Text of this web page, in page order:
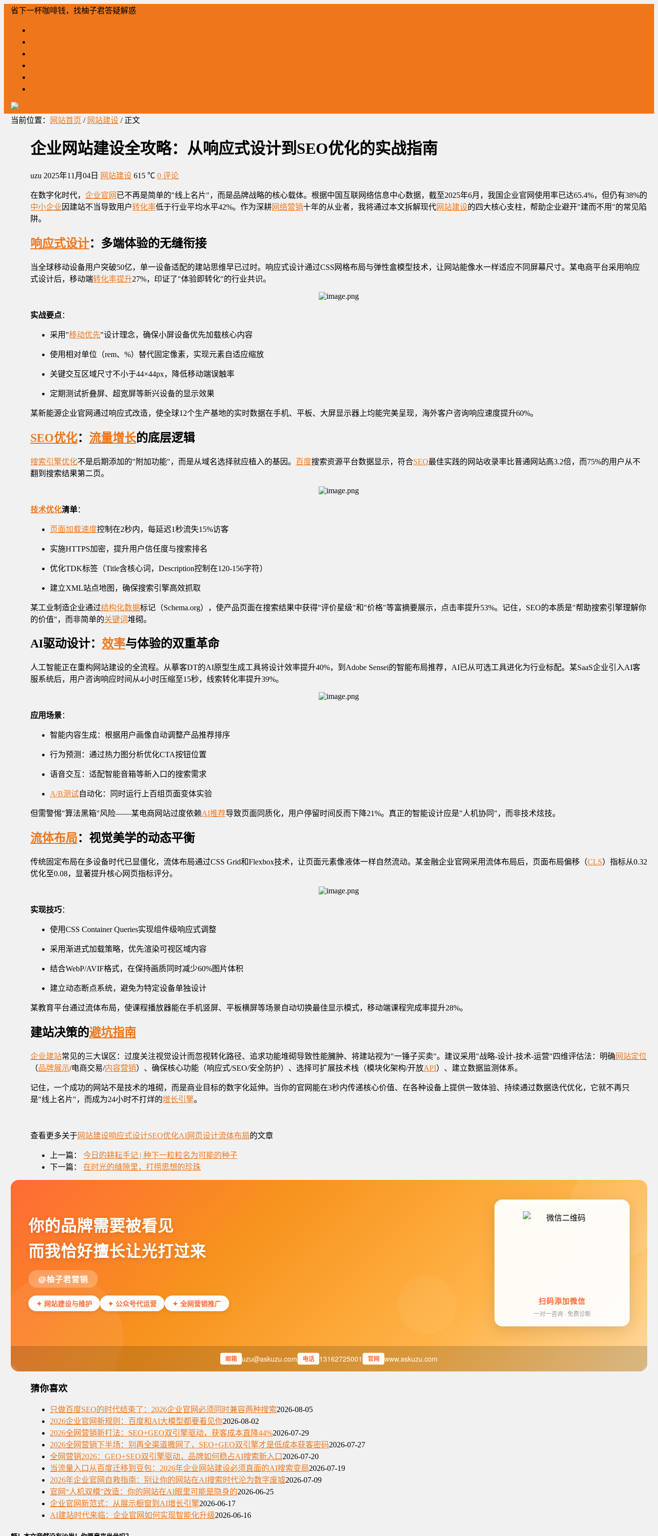
省下一杯咖啡钱，找柚子君答疑解惑
当前位置： 网站首页 / 网站建设 / 正文
企业网站建设全攻略：从响应式设计到SEO优化的实战指南
uzu 2025年11月04日 网站建设 615 ℃ 0 评论
在数字化时代， 企业官网 已不再是简单的"线上名片"，而是品牌战略的核心载体。根据中国互联网络信息中心数据，截至2025年6月，我国企业官网使用率已达65.4%，但仍有38%的
中小企业 因建站不当导致用户转化率低于行业平均水平42%。作为深耕网络营销十年的从业者，我将通过本文拆解现代网站建设的四大核心支柱，帮助企业避开"建而不用"的常见陷
阱。
响应式设计：多端体验的无缝衔接
当全球移动设备用户突破50亿，单一设备适配的建站思维早已过时。响应式设计通过CSS网格布局与弹性盒模型技术，让网站能像水一样适应不同屏幕尺寸。某电商平台采用响应
式设计后，移动端转化率提升27%，印证了"体验即转化"的行业共识。
实战要点：
采用"移动优先"设计理念，确保小屏设备优先加载核心内容
使用相对单位（rem、%）替代固定像素，实现元素自适应缩放
关键交互区域尺寸不小于44×44px，降低移动端误触率
定期测试折叠屏、超宽屏等新兴设备的显示效果
某新能源企业官网通过响应式改造，使全球12个生产基地的实时数据在手机、平板、大屏显示器上均能完美呈现，海外客户咨询响应速度提升60%。
SEO优化： 流量增长的底层逻辑
搜索引擎优化不是后期添加的"附加功能"，而是从域名选择就应植入的基因。 百度搜索资源平台数据显示，符合SEO最佳实践的网站收录率比普通网站高3.2倍，而75%的用户从不
翻到搜索结果第二页。
技术优化清单：
页面加载速度控制在2秒内，每延迟1秒流失15%访客
实施HTTPS加密，提升用户信任度与搜索排名
优化TDK标签（Title含核心词，Description控制在120-156字符）
建立XML站点地图，确保搜索引擎高效抓取
某工业制造企业通过结构化数据标记（Schema.org），使产品页面在搜索结果中获得"评价星级"和"价格"等富摘要展示，点击率提升53%。记住，SEO的本质是"帮助搜索引擎理解你
的价值"，而非简单的关键词堆砌。
AI驱动设计： 效率与体验的双重革命
人工智能正在重构网站建设的全流程。从摹客DT的AI原型生成工具将设计效率提升40%，到Adobe Sensei的智能布局推荐，AI已从可选工具进化为行业标配。某SaaS企业引入AI客
服系统后，用户咨询响应时间从4小时压缩至15秒，线索转化率提升39%。
应用场景：
智能内容生成：根据用户画像自动调整产品推荐排序
行为预测：通过热力图分析优化CTA按钮位置
语音交互：适配智能音箱等新入口的搜索需求
A/B测试自动化：同时运行上百组页面变体实验
但需警惕"算法黑箱"风险——某电商网站过度依赖AI推荐导致页面同质化，用户停留时间反而下降21%。真正的智能设计应是"人机协同"，而非技术炫技。
流体布局：视觉美学的动态平衡
传统固定布局在多设备时代已显僵化，流体布局通过CSS Grid和Flexbox技术，让页面元素像液体一样自然流动。某金融企业官网采用流体布局后，页面布局偏移（CLS）指标从0.32
优化至0.08，显著提升核心网页指标评分。
实现技巧：
使用CSS Container Queries实现组件级响应式调整
采用渐进式加载策略，优先渲染可视区域内容
结合WebP/AVIF格式，在保持画质同时减少60%图片体积
建立动态断点系统，避免为特定设备单独设计
某教育平台通过流体布局，使课程播放器能在手机竖屏、平板横屏等场景自动切换最佳显示模式，移动端课程完成率提升28%。
建站决策的避坑指南
企业建站常见的三大误区：过度关注视觉设计而忽视转化路径、追求功能堆砌导致性能臃肿、将建站视为"一锤子买卖"。建议采用"战略-设计-技术-运营"四维评估法：明确 网站定位
（品牌展示/电商交易/内容营销）、确保核心功能（响应式/SEO/安全防护）、选择可扩展技术栈（模块化架构/开放API）、建立数据监测体系。
记住，一个成功的网站不是技术的堆砌，而是商业目标的数字化延伸。当你的官网能在3秒内传递核心价值、在各种设备上提供一致体验、持续通过数据迭代优化，它就不再只
是"线上名片"，而成为24小时不打烊的增长引擎。
查看更多关于网站建设响应式设计SEO优化AI网页设计流体布局的文章
上一篇： 今日的耕耘手记 | 种下一粒粒名为可能的种子
下一篇： 在时光的缝隙里，打捞思想的珍珠
你的品牌需要被看见
而我恰好擅长让光打过来
@柚子君营销
✦ 网站建设与维护 ✦ 公众号代运营 ✦ 全网营销推广 扫码添加微信
一对一咨询 · 免费诊断
邮箱 uzu@askuzu.com 电话 13162725001 官网 www.askuzu.com
猜你喜欢
只做百度SEO的时代结束了：2026企业官网必须同时兼容两种搜索2026-08-05
2026企业官网新规则：百度和AI大模型都要看见你2026-08-02
2026全网营销新打法：SEO+GEO双引擎驱动，获客成本直降44%2026-07-29
2026全网营销下半场：别再全渠道撒网了，SEO+GEO双引擎才是低成本获客密码2026-07-27
全网营销2026：GEO+SEO双引擎驱动，品牌如何稳占AI搜索新入口 2026-07-20
当流量入口从百度迁移到豆包：2026年企业网站建设必须直面的AI搜索变局2026-07-19
2026年企业官网自救指南：别让你的网站在AI搜索时代沦为数字废墟2026-07-09
官网“人机双模”改造：你的网站在AI眼里可能是隐身的2026-06-25
企业官网新范式：从展示橱窗到AI增长引擎2026-06-17
AI建站时代来临：企业官网如何实现智能化升级2026-06-16